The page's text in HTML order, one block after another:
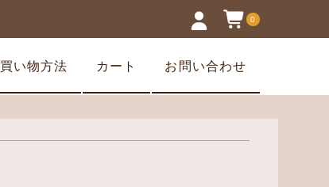
0
い物方法 カート お問い合わせ